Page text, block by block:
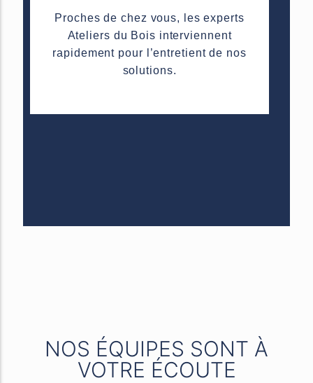
Proches de chez vous, les experts
Ateliers du Bois interviennent
rapidement pour l’entretient de nos
solutions.
NOS ÉQUIPES SONT À
VOTRE ÉCOUTE